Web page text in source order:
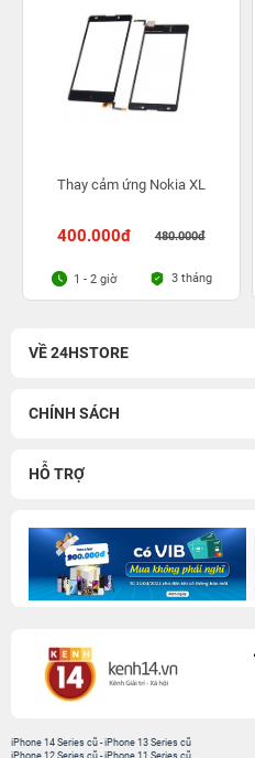
Thay cảm ứng Nokia XL
400.000đ 480.000đ
1 - 2 giờ 3 tháng
VỀ 24HSTORE
CHÍNH SÁCH
HỖ TRỢ
iPhone 14 Series cũ -iPhone 13 Series cũ
iPhone 12 Series cũ -iPhone 11 Series cũ